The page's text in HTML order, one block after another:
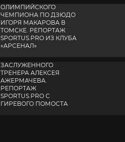
ОЛИМПИЙСКОГО
ЧЕМПИОНА ПО ДЗЮДО
ИГОРЯ МАКАРОВА В
ТОМСКЕ. РЕПОРТАЖ
SPORTUS.PRO ИЗ КЛУБА
«АРСЕНАЛ»
ЗАСЛУЖЕННОГО
ТРЕНЕРА АЛЕКСЕЯ
АЖЕРМАЧЕВА.
РЕПОРТАЖ
SPORTUS.PRO С
ГИРЕВОГО ПОМОСТА